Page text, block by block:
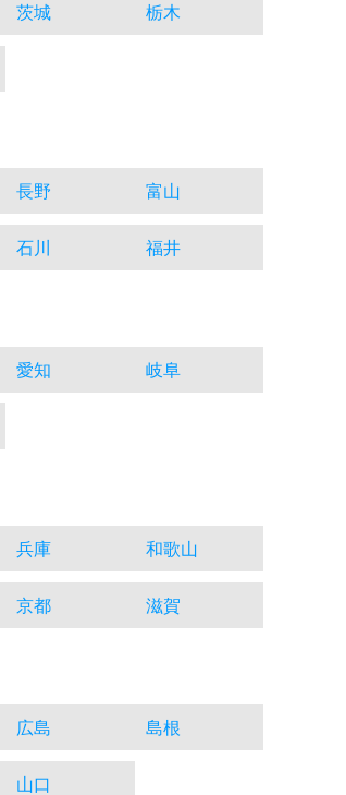
茨城 栃木
長野 富山
石川 福井
愛知 岐阜
兵庫 和歌山
京都 滋賀
広島 島根
山口